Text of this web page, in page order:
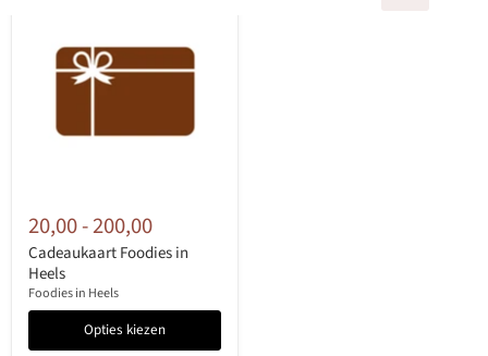
20,00-200,00
Cadeaukaart Foodies in
Heels
Foodies in Heels
Opties kiezen